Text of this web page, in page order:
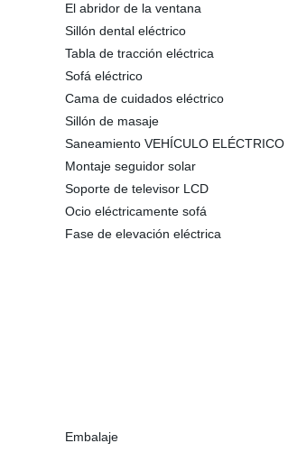
El abridor de la ventana
Sillón dental eléctrico
Tabla de tracción eléctrica
Sofá eléctrico
Cama de cuidados eléctrico
Sillón de masaje
Saneamiento VEHÍCULO ELÉCTRICO
Montaje seguidor solar
Soporte de televisor LCD
Ocio eléctricamente sofá
Fase de elevación eléctrica
Embalaje